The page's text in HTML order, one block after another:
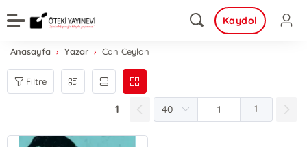
Kaydol
Anasayfa Yazar Can Ceylan
Filtre
1 1